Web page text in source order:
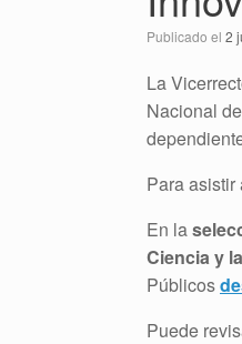
Publicado el 2
La
Nacional
Para asistir
En la
Ciencia y
Públicos
Puede